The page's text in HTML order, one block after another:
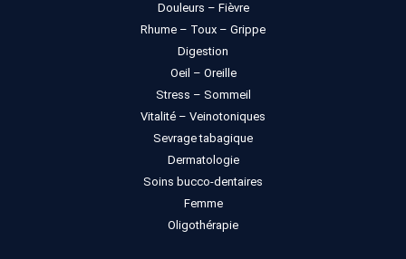
Douleurs – Fièvre
Rhume – Toux – Grippe
Digestion
Oeil – Oreille
Stress – Sommeil
Vitalité – Veinotoniques
Sevrage tabagique
Dermatologie
Soins bucco-dentaires
Femme
Oligothérapie